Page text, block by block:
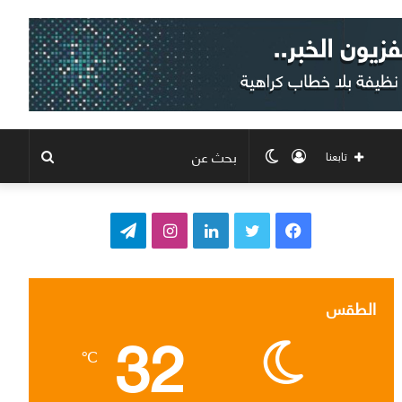
الوضع
المظلم
تسجيل
الدخول
تابعنا
ف
ب
و
ق
ت
ر
الطقس 32
℃